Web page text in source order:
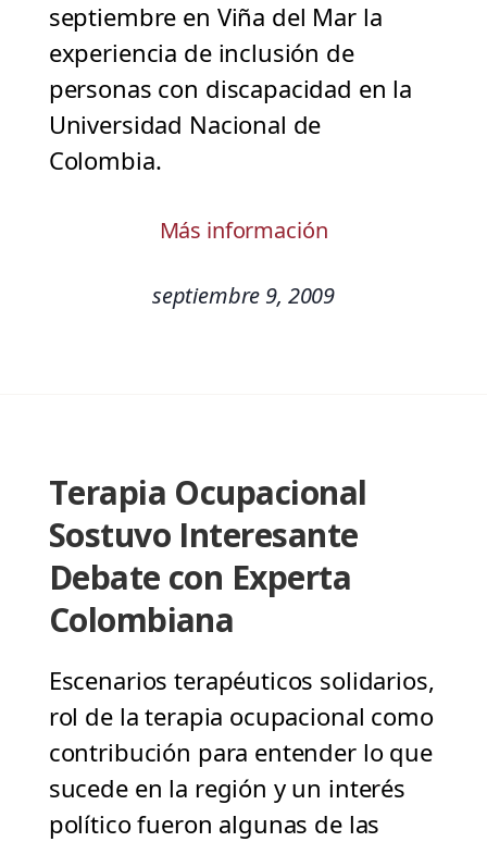
septiembre en Viña del Mar la
experiencia de inclusión de
personas con discapacidad en la
Universidad Nacional de
Colombia.
Más información
septiembre 9, 2009
Terapia Ocupacional
Sostuvo Interesante
Debate con Experta
Colombiana
Escenarios terapéuticos solidarios,
rol de la terapia ocupacional como
contribución para entender lo que
sucede en la región y un interés
político fueron algunas de las